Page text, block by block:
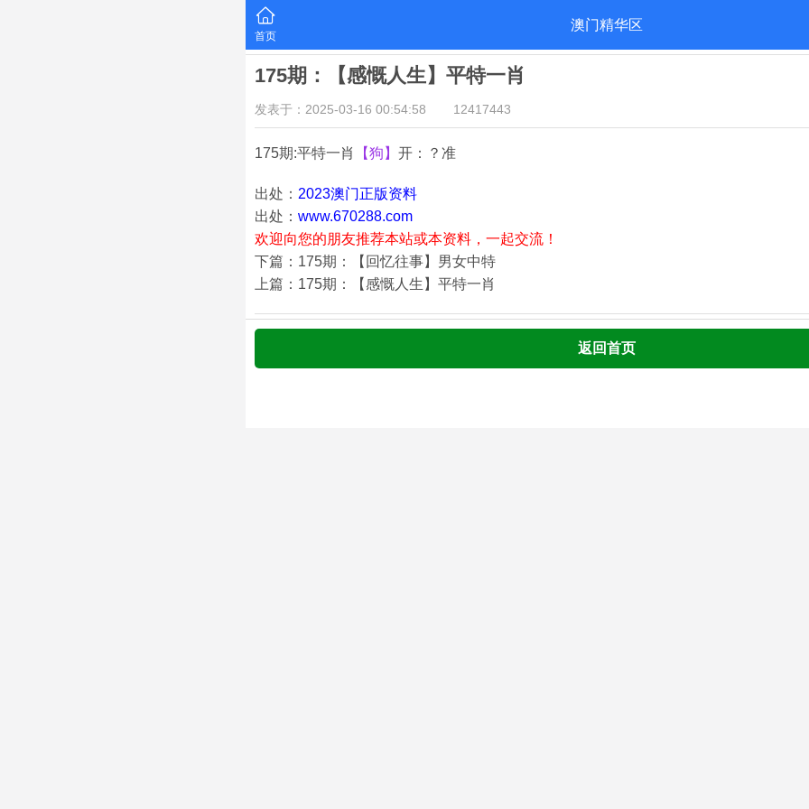
首页
澳门精华区
175期：【感慨人生】平特一肖
发表于：2025-03-16 00:54:58 12417443
175期:平特一肖 【狗】 开：？准
出处： 2023澳门正版资料
出处： www.670288.com
欢迎向您的朋友推荐本站或本资料，一起交流！
下篇：175期：【回忆往事】男女中特
上篇：175期：【感慨人生】平特一肖
返回首页